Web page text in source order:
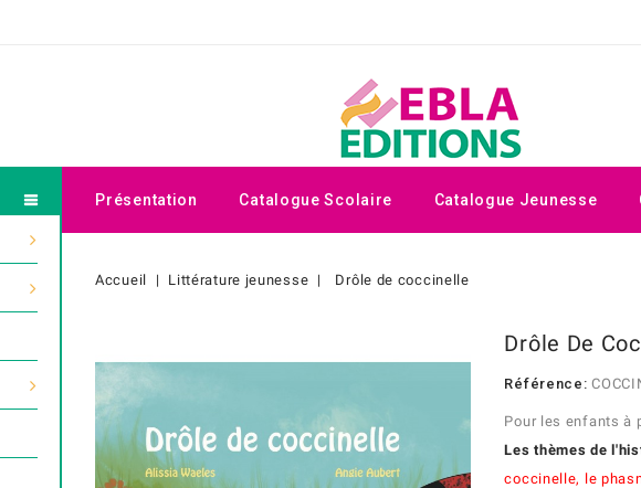
Présentation Catalogue Scolaire Catalogue Jeunesse
Accueil Littérature jeunesse Drôle de coccinelle
Drôle De
Référence:
Pour les enfants à
Les thèmes de
coccinelle, le